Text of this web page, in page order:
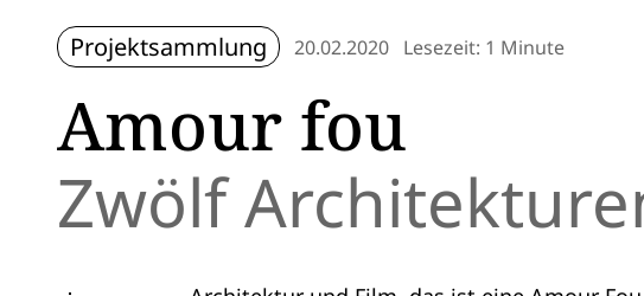
Projektsammlung 20.02.2020 Lesezeit: 1 Minute
Amour fou
Zwölf